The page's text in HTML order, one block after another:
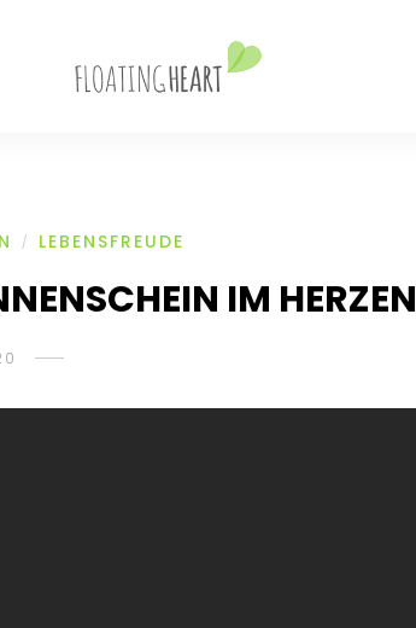
/ LEBENSFREUDE
IM HERZEN